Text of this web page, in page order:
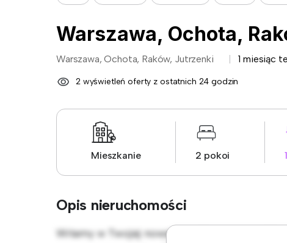
Warszawa, Ochota,
Warszawa, Ochota, Raków, Jutrzenki 1 miesiąc
2 wyświetleń oferty z ostatnich 24 godzin
Mieszkanie 2 pokoi
Opis nieruchomości
Witamy w Twojej nowej miejskiej oazie w